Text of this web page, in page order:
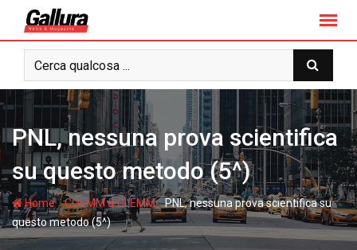
t
o
o
t
e
n
t
PNL, nessuna prova scientifica
su questo metodo (5^)
Home-COEMM & CLEMM-PNL, nessuna prova scientifica su
questo metodo (5^)